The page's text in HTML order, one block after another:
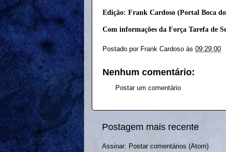
Edição: Frank Cardoso (Portal Boca
Com informações da Força Tarefa de
Postado por Frank Cardoso às 09:29:00
Nenhum comentário:
Postar um comentário
Postagem mais recente
Assinar: Postar comentários (Atom)